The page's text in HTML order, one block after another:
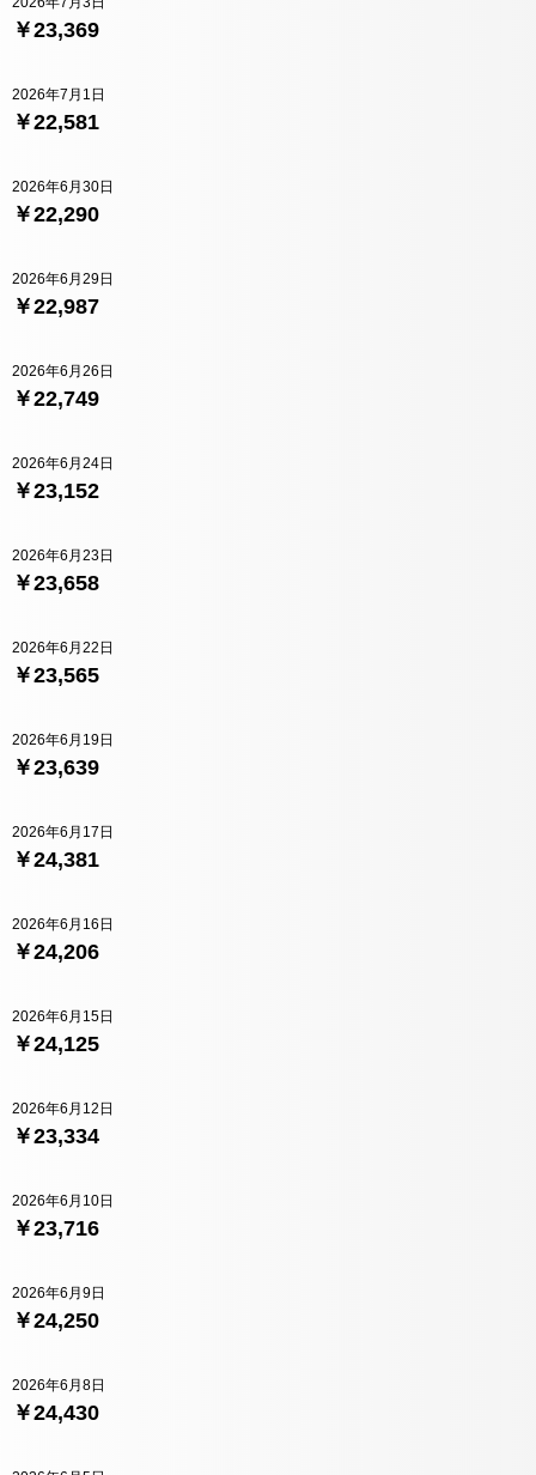
￥23,369
￥22,581
2026年7月1日
￥22,290
2026年6月30日
￥22,987
2026年6月29日
￥22,749
2026年6月26日
￥23,152
2026年6月24日
￥23,658
2026年6月23日
￥23,565
2026年6月22日
￥23,639
2026年6月19日
￥24,381
2026年6月17日
￥24,206
2026年6月16日
￥24,125
2026年6月15日
￥23,334
2026年6月12日
￥23,716
2026年6月10日
￥24,250
2026年6月9日
￥24,430
2026年6月8日